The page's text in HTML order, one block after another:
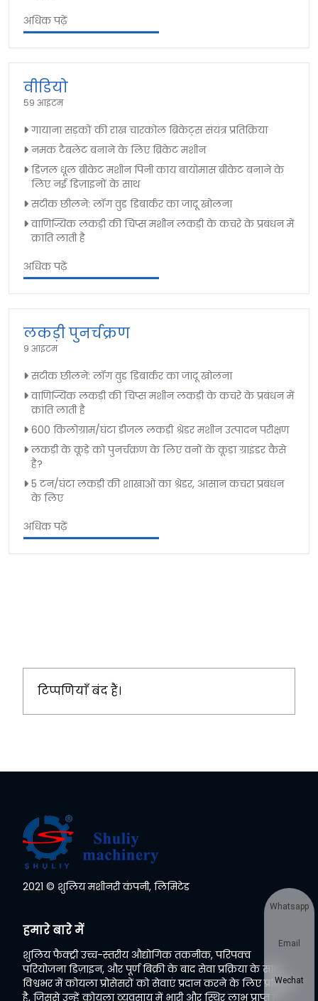
अधिक पढ़ें
वीडियो
59 आइटम
गायाना सड़कों की राख चारकोल ब्रिकेट्स संयंत्र प्रतिक्रिया
नमक टैबलेट बनाने के लिए ब्रिकेट मशीन
डिज़ल धूल ब्रीकेट मशीन पिनी काय बायोमास ब्रीकेट बनाने के
लिए नई डिज़ाइनों के साथ
सटीक छीलने: लॉग वुड डिबार्कर का जादू खोलना
वाणिज्यिक लकड़ी की चिप्स मशीन लकड़ी के कचरे के प्रबंधन में
क्रांति लाती है
अधिक पढ़ें
लकड़ी पुनर्चक्रण
9 आइटम
सटीक छीलने: लॉग वुड डिबार्कर का जादू खोलना
वाणिज्यिक लकड़ी की चिप्स मशीन लकड़ी के कचरे के प्रबंधन में
क्रांति लाती है
600 किलोग्राम/घंटा डीजल लकड़ी श्रेडर मशीन उत्पादन परीक्षण
लकड़ी के कूड़े को पुनर्चक्रण के लिए वनों के कूड़ा ग्राइंडर कैसे
है?
5 टन/घंटा लकड़ी की शाखाओं का श्रेडर, आसान कचरा प्रबंधन
के लिए
अधिक पढ़ें
टिप्पणियाँ बंद हैं।
2021 © शुलिय मशीनरी कंपनी, लिमिटेड
हमारे बारे में
शुलिय फैक्ट्री उच्च-स्तरीय औद्योगिक तकनीक, परिपक्व
परियोजना डिज़ाइन, और पूर्ण बिक्री के बाद सेवा प्रक्रिया के साथ
विश्वभर में कोयला प्रोसेसरों को सेवाएं प्रदान करने के लिए प्रतिबद्ध
है, जिससे उन्हें कोयला व्यवसाय में भारी और स्थिर लाभ प्राप्त हो
Whatsapp
Email
Wechat